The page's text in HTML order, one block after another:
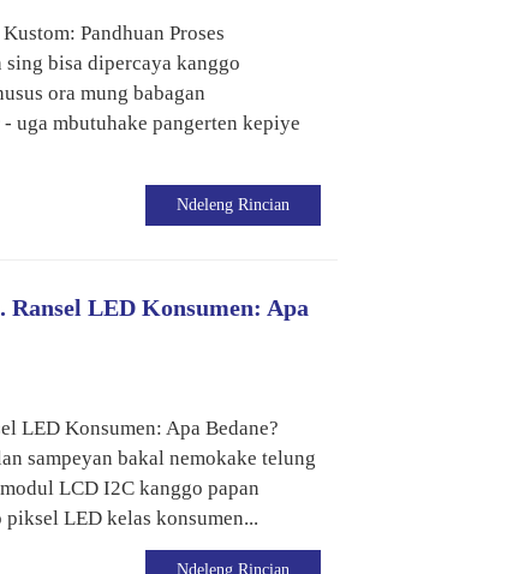
Pandhuan Proses
bisa dipercaya kanggo
ora mung babagan
uga mbutuhake pangerten kepiye
Ndeleng Rincian
Ransel LED Konsumen: Apa
LED Konsumen: Apa Bedane?
sampeyan bakal nemokake telung
LCD I2C kanggo papan
LED kelas konsumen...
Ndeleng Rincian